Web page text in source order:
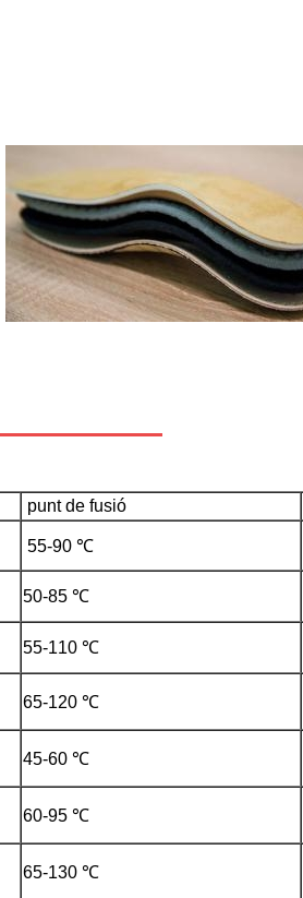
punt de fusió
55-90 ℃
50-85 ℃
55-110 ℃
65-120 ℃
45-60 ℃
60-95 ℃
65-130 ℃